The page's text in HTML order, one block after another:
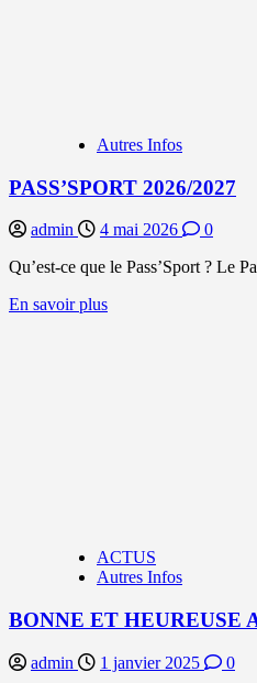
Autres Infos
PASS’SPORT 2026/2027
admin 4 mai 2026
0
Qu’est-ce que le Pass’Sport ? Le
En savoir plusEn
ACTUS
Autres Infos
BONNE ET HEUREUSE
admin 1 janvier 2025
0